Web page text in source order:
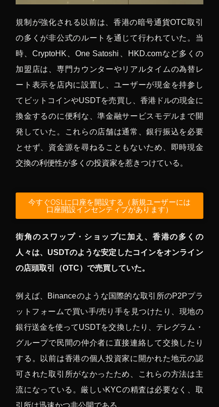
規制が強化される以前は、香港の暗号通貨OTC取引
の多くが非公式のルートを通じて行われていた。当
時、CryptoHK、One Satoshi、HKD.comなど多くの
加盟店は、専門カウンターやリアルタイムの為替レ
ート表示を店内に設置し、ユーザーが現金を持参し
てビットコインやUSDTを売買し、香港ドルの現金に
換金するのに便利な、準金融サービスモデルまで開
発していた。これらの店舗は通常、銀行振込を必要
とせず、資金源を尋ねることもないため、即時現金
交換の利便性が多くの投資家を惹きつけている。
今すぐOSLに口座を開設する（新規ユーザーには
口座開設インセンティブがあります）
街角のスワップ・ショップに加え、香港の多くの
人々は、USDTのような安定したコインをオンライン
の店頭取引（OTC）で売買していた。
例えば、Binanceのような国際的な取引所のP2Pプラ
ットフォームで買い手/売り手を見つけたり、現地の
銀行送金を使ってUSDTを交換したり、テレグラム・
グループで民間の仲介者に直接連絡して交換したり
する。以前は香港の個人投資家に開かれた地元の認
可された取引所がなかったため、これらの方法は主
流になっている。厳しいKYCの精査は必要なく、取
引所は迅速かつ非公開である。